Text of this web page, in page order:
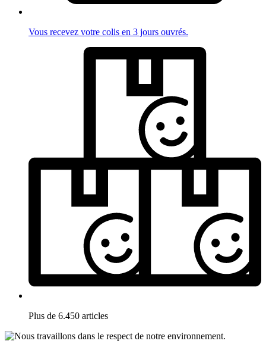
Vous recevez votre colis en 3 jours ouvrés.
Plus de 6.450 articles